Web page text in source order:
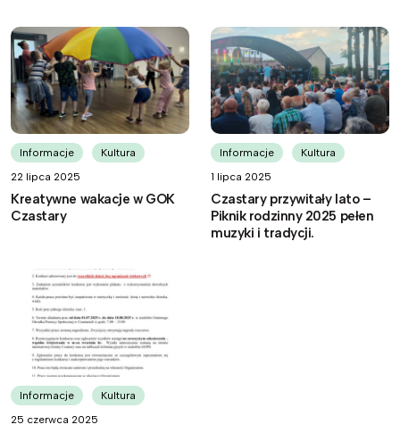
Informacje
Kultura
22 lipca 2025
Kreatywne wakacje w GOK
Czastary
Informacje
Kultura
1 lipca 2025
Czastary przywitały lato –
Piknik rodzinny 2025 pełen
muzyki i tradycji.
Informacje
Kultura
25 czerwca 2025